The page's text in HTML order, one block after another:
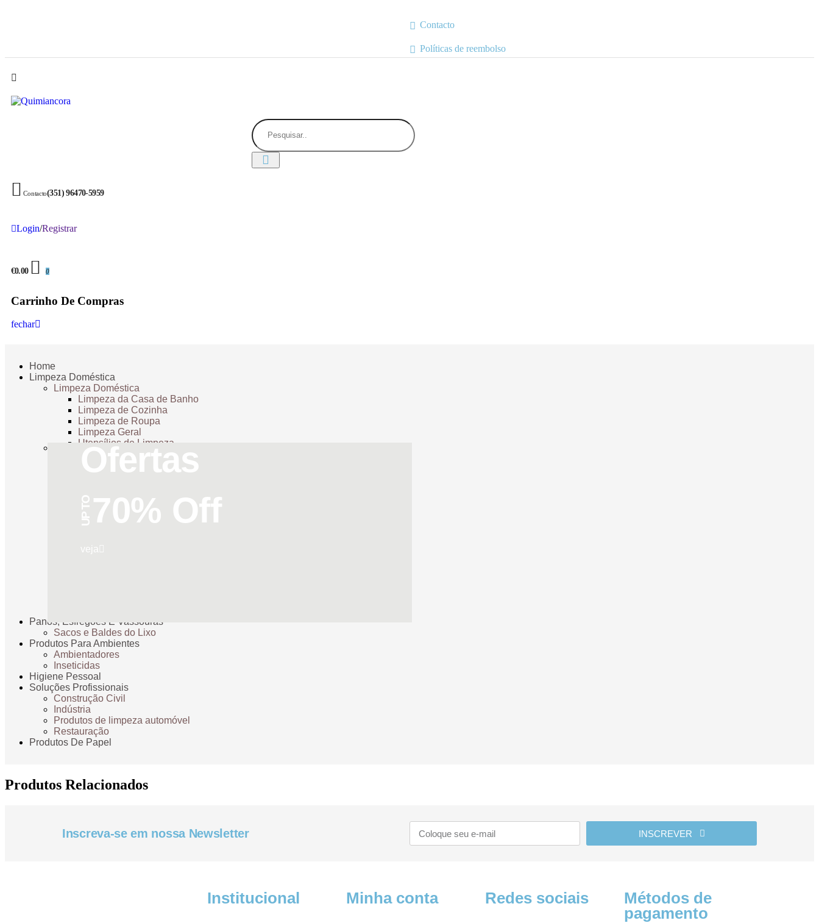
Contacto
Políticas de reembolso
Contacto(351) 96470-5959
Login/Registrar
€0.00 0
Carrinho De Compras
fechar
Home
Limpeza Doméstica
Limpeza Doméstica
Limpeza da Casa de Banho
Limpeza de Cozinha
Limpeza de Roupa
Limpeza Geral
Utensílios de Limpeza
Ofertas
UP TO70% Off
veja
Panos, Esfregões E Vassouras
Sacos e Baldes do Lixo
Produtos Para Ambientes
Ambientadores
Inseticidas
Higiene Pessoal
Soluções Profissionais
Construção Civil
Indústria
Produtos de limpeza automóvel
Restauração
Produtos De Papel
Produtos Relacionados
Inscreva-se em nossa Newsletter INSCREVER
Institucional Minha conta Redes sociais
Métodos de
pagamento